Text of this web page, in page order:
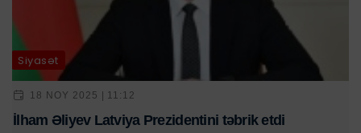
Siyasət
18 NOY 2025 | 11:12
İlham Əliyev Latviya Prezidentini təbrik etdi